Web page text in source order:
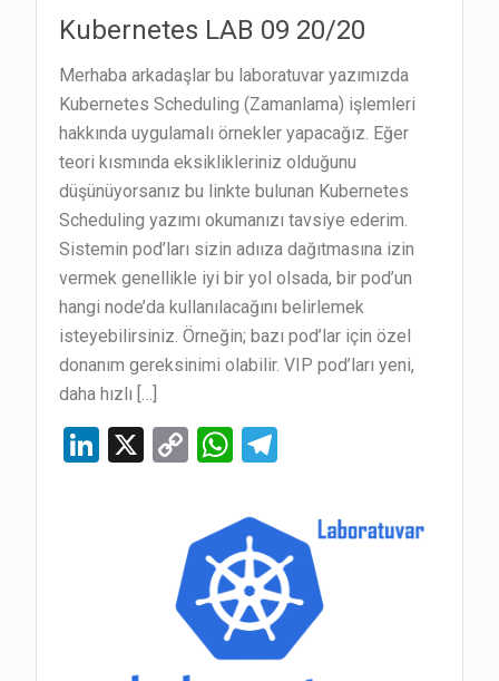
Kubernetes LAB 09 20/20
Merhaba arkadaşlar bu laboratuvar yazımızda
Kubernetes Scheduling (Zamanlama) işlemleri
hakkında uygulamalı örnekler yapacağız. Eğer
teori kısmında eksiklikleriniz olduğunu
düşünüyorsanız bu linkte bulunan Kubernetes
Scheduling yazımı okumanızı tavsiye ederim.
Sistemin pod’ları sizin adııza dağıtmasına izin
vermek genellikle iyi bir yol olsada, bir pod’un
hangi node’da kullanılacağını belirlemek
isteyebilirsiniz. Örneğin; bazı pod’lar için özel
donanım gereksinimi olabilir. VIP pod’ları yeni,
daha hızlı […]
Li X
C
py
Li
n
k
W
at
s
A
p
p
gr
a
m